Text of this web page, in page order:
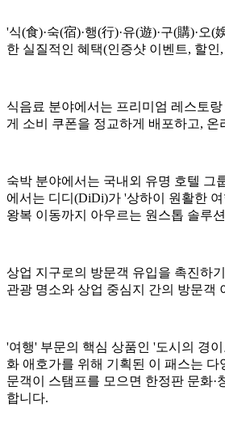
'식(食)·숙(宿)·행(行)·유(遊)·구(購)·
한 실질적인 혜택(인증샷 이벤트, 할
식음료 분야에서는 프리미엄 레스토
게 소비 쿠폰을 정교하게 배포하고,
숙박 분야에서는 국내외 유명 호텔 그
에서는 디디(DiDi)가 '상하이 원활한
왕복 이동까지 아우르는 원스톱 솔루
상업 지구로의 방문객 유입을 촉진하
관광 명소와 상업 중심지 간의 방문객
'여행' 부문의 핵심 상품인 '도시의 경
화 애호가를 위해 기획된 이 패스는 다
문객이 스탬프를 모으면 한정판 문화
합니다.